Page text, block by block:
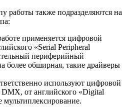
работы также подразделяются на
применяется цифровой
«Serial Peripheral
периферийный
более обширная, такие драйверы
используют цифровой
от английского «Digital